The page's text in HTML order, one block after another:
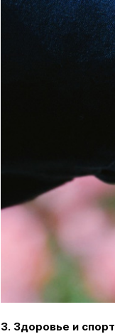
3. Здоровье и спорт